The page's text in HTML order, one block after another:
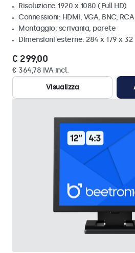
Risoluzione 1920 x 1080 (Full HD)
Connessioni: HDMI, VGA, BNC, RCA
Montaggio: scrivania, parete
Dimensioni esterne: 284 x 179 x 32
€ 299,00
€ 364,78 IVA incl.
Visualizza